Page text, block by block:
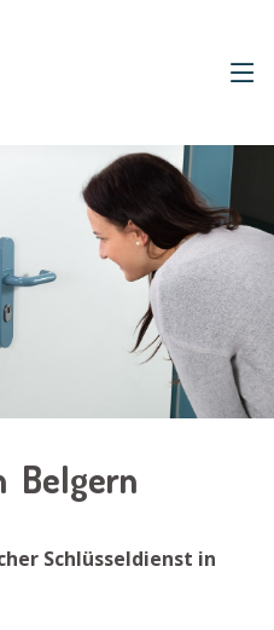
Belgern
Schlüsseldienst in